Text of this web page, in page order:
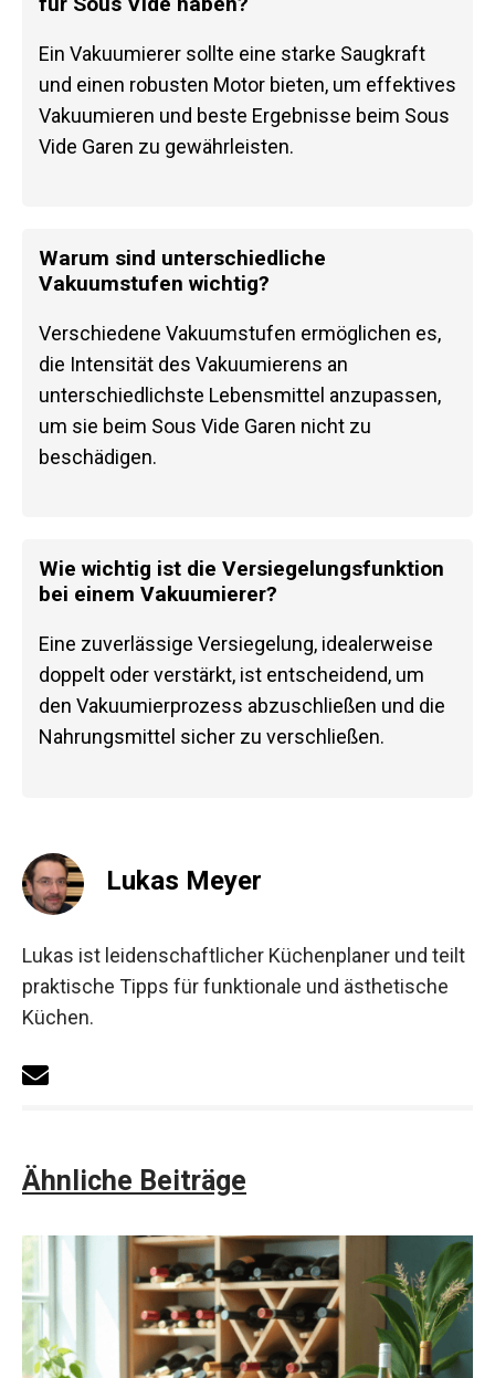
Ein Vakuumierer sollte eine starke Saugkraft
und einen robusten Motor bieten, um effektives
Vakuumieren und beste Ergebnisse beim Sous
Vide Garen zu gewährleisten.
Warum sind unterschiedliche
Vakuumstufen wichtig?
Verschiedene Vakuumstufen ermöglichen es,
die Intensität des Vakuumierens an
unterschiedlichste Lebensmittel anzupassen,
um sie beim Sous Vide Garen nicht zu
beschädigen.
Wie wichtig ist die Versiegelungsfunktion
bei einem Vakuumierer?
Eine zuverlässige Versiegelung, idealerweise
doppelt oder verstärkt, ist entscheidend, um
den Vakuumierprozess abzuschließen und die
Nahrungsmittel sicher zu verschließen.
Lukas Meyer
Lukas ist leidenschaftlicher Küchenplaner und teilt
praktische Tipps für funktionale und ästhetische
Küchen.
Ähnliche Beiträge